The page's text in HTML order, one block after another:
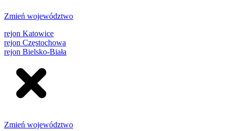
Zmień województwo
rejon Katowice
rejon Częstochowa
rejon Bielsko-Biała
Zmień województwo